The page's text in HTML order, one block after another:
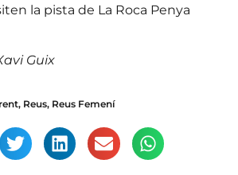
la pista de La Roca Penya
Guix
, Reus, Reus Femení